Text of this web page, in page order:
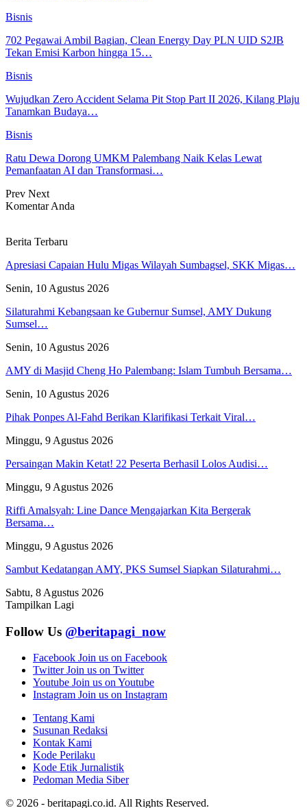
Bisnis
702 Pegawai Ambil Bagian, Clean Energy Day PLN UID S2JB
Tekan Emisi Karbon hingga 15…
Bisnis
Wujudkan Zero Accident Selama Pit Stop Part II 2026, Kilang Plaju
Tanamkan Budaya…
Bisnis
Ratu Dewa Dorong UMKM Palembang Naik Kelas Lewat
Pemanfaatan AI dan Transformasi…
Prev Next
Komentar Anda
Berita Terbaru
Apresiasi Capaian Hulu Migas Wilayah Sumbagsel, SKK Migas…
Senin, 10 Agustus 2026
Silaturahmi Kebangsaan ke Gubernur Sumsel, AMY Dukung
Sumsel…
Senin, 10 Agustus 2026
AMY di Masjid Cheng Ho Palembang: Islam Tumbuh Bersama…
Senin, 10 Agustus 2026
Pihak Ponpes Al-Fahd Berikan Klarifikasi Terkait Viral…
Minggu, 9 Agustus 2026
Persaingan Makin Ketat! 22 Peserta Berhasil Lolos Audisi…
Minggu, 9 Agustus 2026
Riffi Amalsyah: Line Dance Mengajarkan Kita Bergerak
Bersama…
Minggu, 9 Agustus 2026
Sambut Kedatangan AMY, PKS Sumsel Siapkan Silaturahmi…
Sabtu, 8 Agustus 2026
Tampilkan Lagi
Follow Us @beritapagi_now
Facebook Join us on Facebook
Twitter Join us on Twitter
Youtube Join us on Youtube
Instagram Join us on Instagram
Tentang Kami
Susunan Redaksi
Kontak Kami
Kode Perilaku
Kode Etik Jurnalistik
Pedoman Media Siber
© 2026 - beritapagi.co.id. All Rights Reserved.